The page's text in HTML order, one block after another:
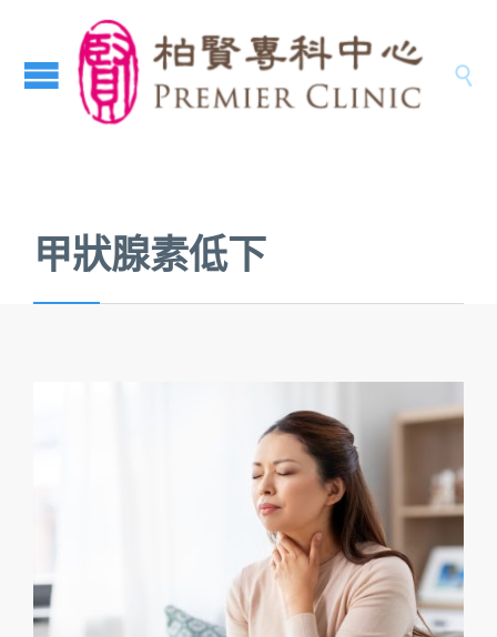

甲狀腺素低下